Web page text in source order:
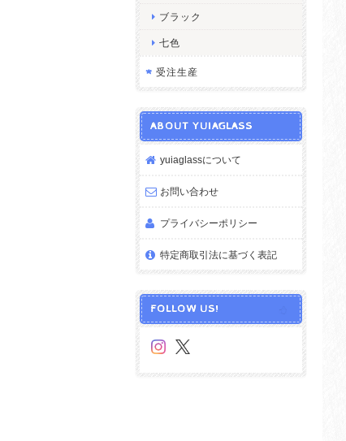
ブラック
七色
受注生産
ABOUT YUIAGLASS
yuiaglassについて
お問い合わせ
プライバシーポリシー
特定商取引法に基づく表記
FOLLOW US!